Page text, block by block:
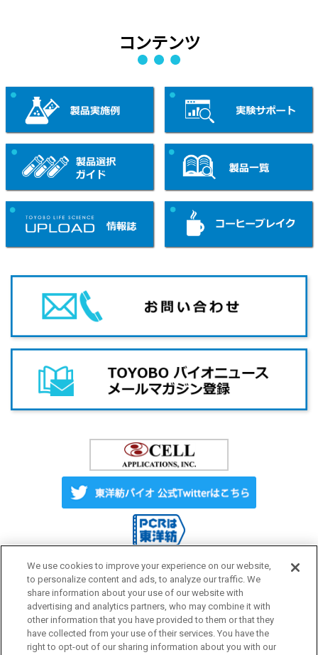
コンテンツ
Label License ご利用にあたって
プライバシーポリシー サイトマップ
We use cookies to improve your experience on our website,
to personalize content and ads, to analyze our traffic. We
share information about your use of our website with
advertising and analytics partners, who may combine it with
other information that you have provided to them or that they
have collected from your use of their services. You have the
right to opt-out of our sharing information about you with our